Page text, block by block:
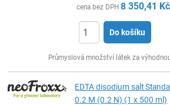
cena bez DPH 8 350,41 Kč
Do košíku
Průmyslová množství látek za
EDTA disodium salt
0.2 M (0.2 N) (1 x 500 ml)